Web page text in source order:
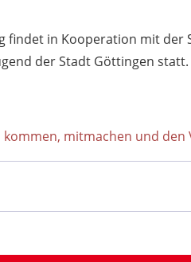
findet in Kooperation mit der
der Stadt Göttingen statt.
mitmachen und den